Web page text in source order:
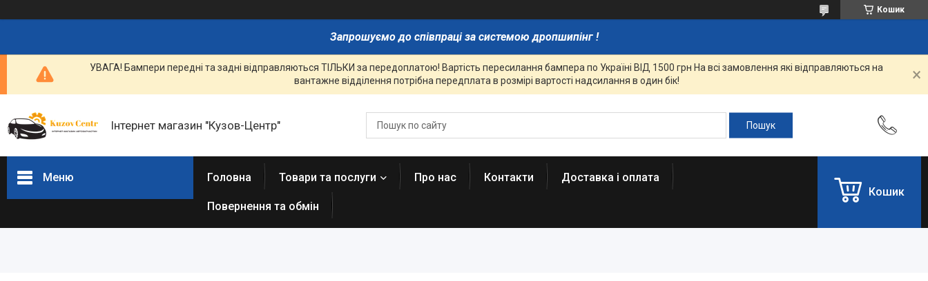
Кошик
Запрошуємо до співпраці за системою дропшипінг !
УВАГА! Бампери передні та задні відправляються ТІЛЬКИ за передоплатою! Вартість пересилання бампера по Україні ВІД 1500 грн На всі замовлення які відправляються на
вантажне відділення потрібна передплата в розмірі вартості надсилання в один бік!
Інтернет магазин "Кузов-Центр"
Меню Головна Товари та послуги Про нас Контакти Доставка і оплата
Повернення та обмін
Кошик